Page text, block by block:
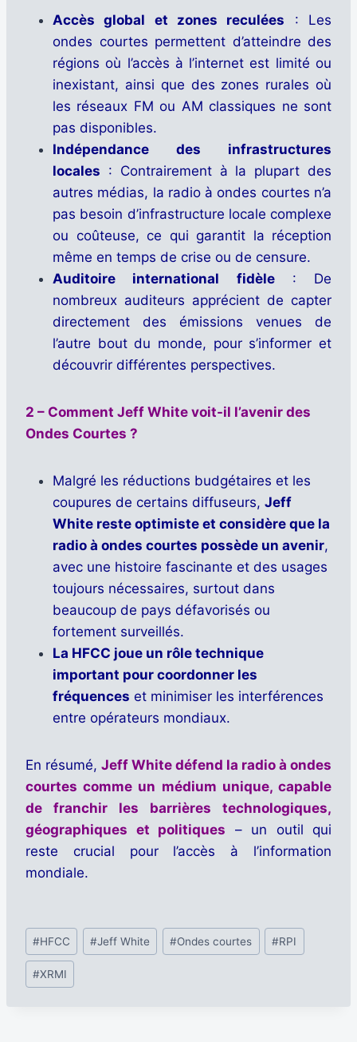
Accès global et zones reculées : Les
ondes courtes permettent d’atteindre des
régions où l’accès à l’internet est limité ou
inexistant, ainsi que des zones rurales où
les réseaux FM ou AM classiques ne sont
pas disponibles.
Indépendance des infrastructures
locales : Contrairement à la plupart des
autres médias, la radio à ondes courtes n’a
pas besoin d’infrastructure locale complexe
ou coûteuse, ce qui garantit la réception
même en temps de crise ou de censure.
Auditoire international fidèle: De
nombreux auditeurs apprécient de capter
directement des émissions venues de
l’autre bout du monde, pour s’informer et
découvrir différentes perspectives.
2 – Comment Jeff White voit-il l’avenir des
Ondes Courtes ?
Malgré les réductions budgétaires et les
coupures de certains diffuseurs, Jeff
White reste optimiste et considère que la
radio à ondes courtes possède un avenir,
avec une histoire fascinante et des usages
toujours nécessaires, surtout dans
beaucoup de pays défavorisés ou
fortement surveillés.
La HFCC joue un rôle technique
important pour coordonner les
fréquences et minimiser les interférences
entre opérateurs mondiaux.
En résumé, Jeff White défend la radio à ondes
courtes comme un médium unique, capable
de franchir les barrières technologiques,
géographiques et politiques – un outil qui
reste crucial pour l’accès à l’information
mondiale.
Étiquettes
de
la
#HFCC #Jeff White #Ondes courtes #RPI
#XRMI